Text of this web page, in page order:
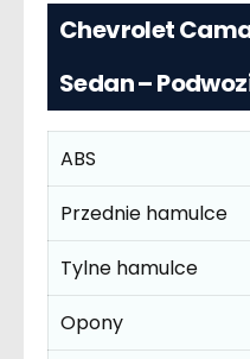
Chevrolet
Sedan –
ABS
Przednie hamulce
Tylne hamulce
Opony